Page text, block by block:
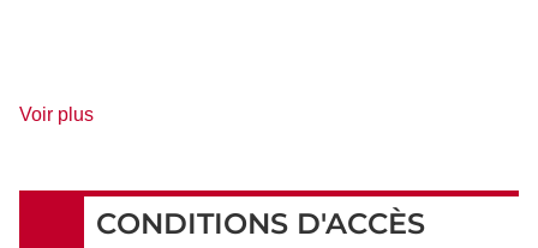
Voir plusde
CONDITIONS D'ACCÈS